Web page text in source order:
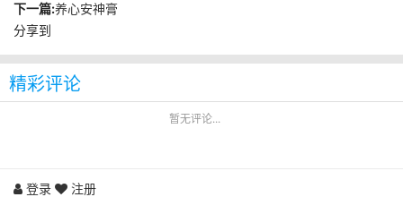
下一篇:养心安神膏
分享到
精彩评论
暂无评论...
登录 注册